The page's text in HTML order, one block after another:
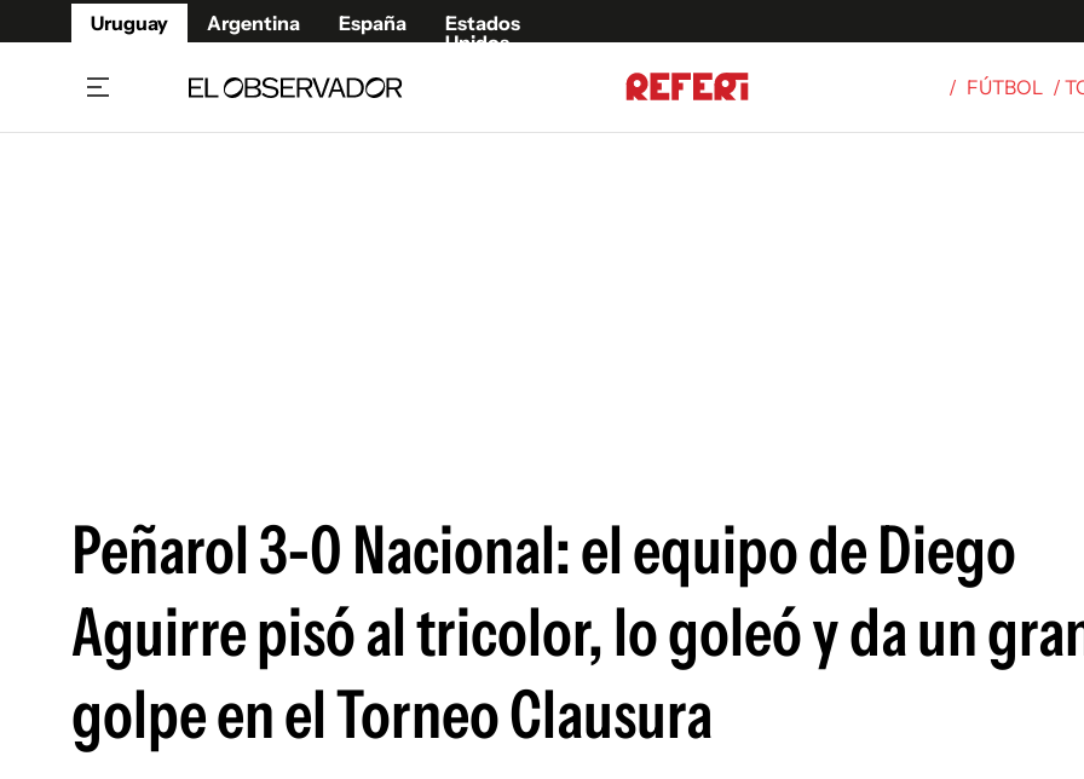
Uruguay Argentina España
Estados
Unidos
/ FÚTBOL /
Peñarol 3-0 Nacional: el equipo de Diego
Aguirre pisó al tricolor, lo goleó y da un
golpe en el Torneo Clausura